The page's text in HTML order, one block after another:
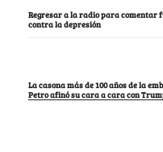
Regresar a la radio para comentar
contra la depresión
La casona más de 100 años de la
Petro afinó su cara a cara con